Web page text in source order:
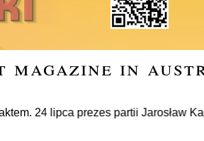
in
24 lipca prezes partii Jarosław